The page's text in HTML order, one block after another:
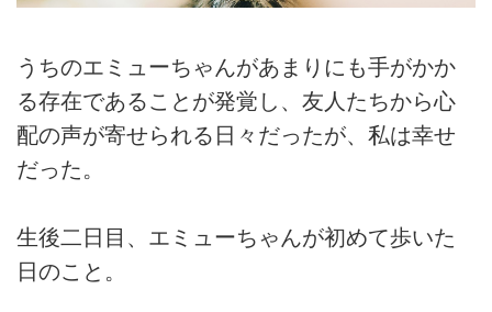
うちのエミューちゃんがあまりにも手がかか
る存在であることが発覚し、友人たちから心
配の声が寄せられる日々だったが、私は幸せ
だった。
生後二日目、エミューちゃんが初めて歩いた
日のこと。